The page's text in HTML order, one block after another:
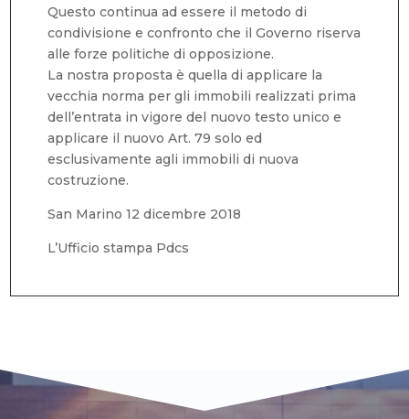
Questo continua ad essere il metodo di
condivisione e confronto che il Governo riserva
alle forze politiche di opposizione.
La nostra proposta è quella di applicare la
vecchia norma per gli immobili realizzati prima
dell’entrata in vigore del nuovo testo unico e
applicare il nuovo Art. 79 solo ed
esclusivamente agli immobili di nuova
costruzione.
San Marino 12 dicembre 2018
L’Ufficio stampa Pdcs